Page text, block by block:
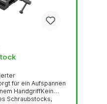
für ein Aufspannen
HandgriffKein
Schraubstocks,